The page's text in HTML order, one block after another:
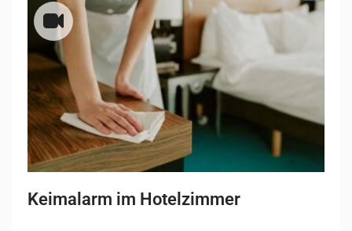
Keimalarm im Hotelzimmer